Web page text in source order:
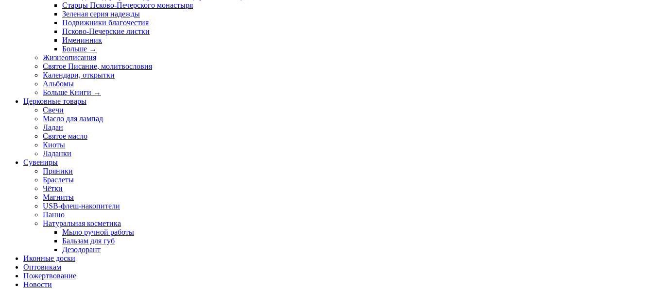
Старцы Псково-Печерского монастыря
Зеленая серия надежды
Подвижники благочестия
Псково-Печерские листки
Именинник
Больше →
Жизнеописания
Святое Писание, молитвословия
Календари, открытки
Альбомы
Больше Книги →
Церковные товары
Свечи
Масло для лампад
Ладан
Святое масло
Киоты
Ладанки
Сувениры
Пряники
Браслеты
Чётки
Магниты
USB-флеш-накопители
Панно
Натуральная косметика
Мыло ручной работы
Бальзам для губ
Дезодорант
Иконные доски
Оптовикам
Пожертвование
Новости